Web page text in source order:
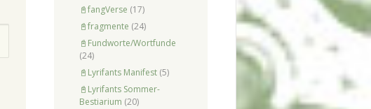
📓fangVerse (17)
📓fragmente (24)
📓Fundworte/Wortfunde
(24)
📓Lyrifants Manifest(5)
📓Lyrifants Sommer-
Bestiarium (20)